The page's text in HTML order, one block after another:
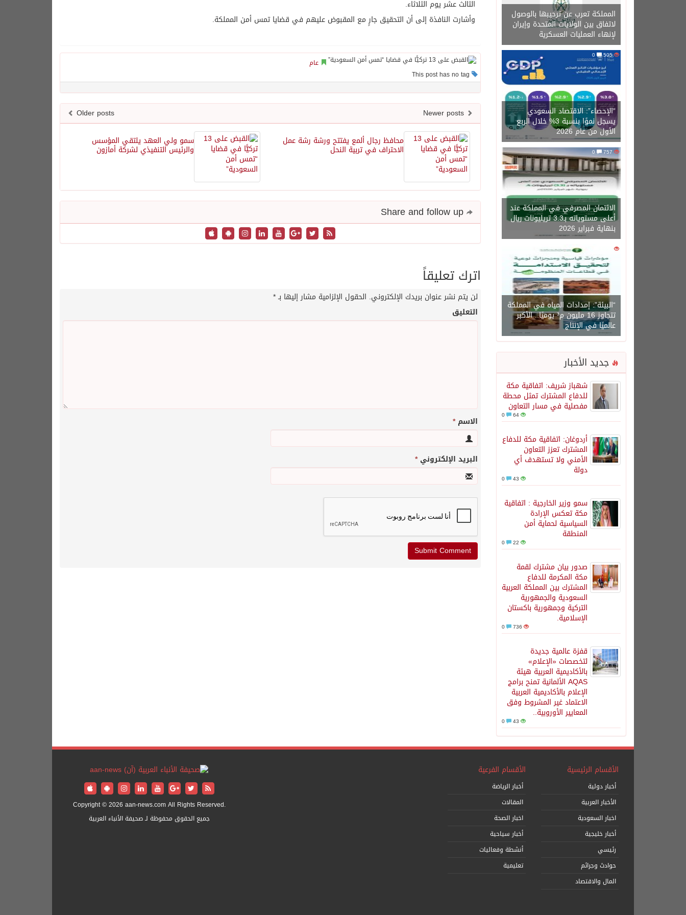
المملكة تعرب عن ترحيبها بالوصول
لاتفاق بين الولايات المتحدة وإيران
لإنهاء العمليات العسكرية
505
“الإحصاء”: الاقتصاد السعودي
يسجل نموًا بنسبة 3% خلال الربع
الأول من عام 2026
757
0
الائتمان المصرفي في المملكة عند
أعلى مستوياته بـ3.3 تريليونات ريال
بنهاية فبراير 2026
1450
“البيئة”: إمدادات المياه في المملكة
تتجاوز 16 مليون م³ يوميًا.. الأكبر
عالميًا في الإنتاج
جديد الأخبار
شهباز شريف: اتفاقية مكة
للدفاع المشترك تمثل محطة
مفصلية في مسار التعاون
64
أردوغان: اتفاقية مكة للدفاع
المشترك تعزز التعاون
الأمني ولا تستهدف أي
دولة
43
سمو وزير الخارجية : اتفاقية
مكة تعكس الإرادة
السياسية لحماية أمن
المنطقة
22
صدور بيان مشترك لقمة
مكة المكرمة للدفاع
المشترك بين المملكة العربية
السعودية والجمهورية
التركية وجمهورية باكستان
الإسلامية.
736
قفزة عالمية جديدة
لتخصصات «الإعلام»
بالأكاديمية العربية هيئة
AQAS الألمانية تمنح برامج
الإعلام بالأكاديمية العربية
الاعتماد غير المشروط وفق
المعايير الأوروبية..
43
الثالث عشر يوم الثلاثاء.
وأشارت النافذة إلى أن التحقيق جارٍ مع المقبوض عليهم في قضايا تمس أمن المملكة.
عام
Older posts
سمو ولي العهد يلتقي المؤسس
والرئيس التنفيذي لشركة أمازون
محافظ رجال ألمع يفتتح ورشة رشة عمل
الاحتراف في تربية النحل
اترك تعليقاً
لن يتم نشر عنوان بريدك الإلكتروني. الحقول الإلزامية مشار إليها بـ*
التعليق
الاسم*
البريد الإلكتروني*
الأقسام الرئيسية
أخبار دولية
الأخبار العربية
اخبار السعودية
أخبار خليجية
رئيسي
حوادث وجرائم
المال والاقتصاد
الأقسام الفرعية
أخبار الرياضة
المقالات
اخبار الصحة
أخبار سياحية
أنشطة وفعاليات
تعليمية
Copyright © 2026 aan-news.com All Rights Reserved.
جميع الحقوق محفوظة لـ صحيفة الأنباء العربية